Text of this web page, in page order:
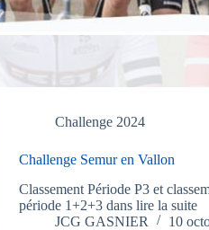
Challenge 2024
Challenge Semur en Vallon
Classement Période P3 et
période 1+2+3 dans lire la suite
JCG GASNIER
10